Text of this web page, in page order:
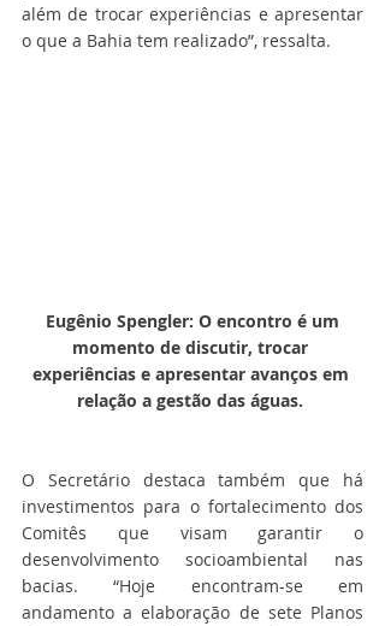
além de trocar experiências e apresentar
o que a Bahia tem realizado”, ressalta.
Eugênio Spengler: O encontro é um
momento de discutir, trocar
experiências e apresentar avanços em
relação a gestão das águas.
O Secretário destaca também que há
investimentos para o fortalecimento dos
Comitês que visam garantir o
desenvolvimento socioambiental nas
bacias. “Hoje encontram-se em
andamento a elaboração de sete Planos